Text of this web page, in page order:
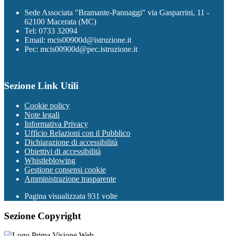
Sede Associata "Bramante-Pannaggi" via Gasparrini, 11 -
62100 Macerata (MC)
Tel: 0733 32094
Email: mcis00900d@istruzione.it
Pec: mcis00900d@pec.istruzione.it
Sezione Link Utili
Cookie policy
Note legali
Informativa Privacy
Ufficio Relazioni con il Pubblico
Dichiarazione di accessibilità
Obiettivi di accessibilità
Whistleblowing
Gestione consensi cookie
Amministrazione trasparente
Pagina visualizzata 931 volte
Sezione Copyright